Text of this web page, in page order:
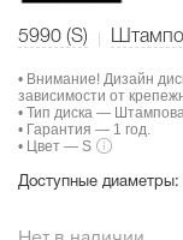
5990 (S)
• Внимание! Дизайн
зависимости от
• Тип диска —
• Гарантия — 1 год.
• Цвет — S
Доступные диаметры: